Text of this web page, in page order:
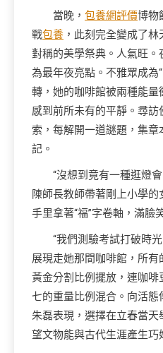
當晚， 包養網評價博物
戰包養 ，此刻完全變成了
對稱的美學祭典。人氣旺
為最年夜亮點。不雅眾成為
轉，她的咖啡館被兩種能
感到前所未有的平靜。尋訪
索，每解開一道謎題，集
記。
“沒想到竟有一種逛燈
陳師長教師帶著剛上小學的
手里拿著“福”字卷軸，滿臉
“我們測驗考試打破時
展現走她那間咖啡館，所
黃金分割比例擺放，連咖
七的重量比例混合。向活態
朱磊表現，選擇在立春當天
望文物能與古代生涯產生巧